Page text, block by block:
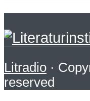
Litradio ·
reserved